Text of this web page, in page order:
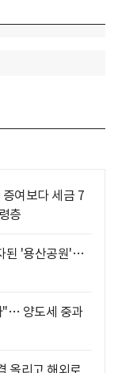
여보다 세금 7
층
된 '용산공원'…
"… 양도세 중과